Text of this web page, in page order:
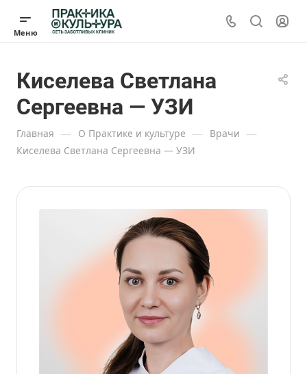
Киселева Светлана
Сергеевна — УЗИ
Главная — О Практике и культуре — Врачи —
Киселева Светлана Сергеевна — УЗИ